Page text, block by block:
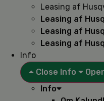
Leasing af
Leasing af
Leasing af
Leasing af
Info
Close Info
Info